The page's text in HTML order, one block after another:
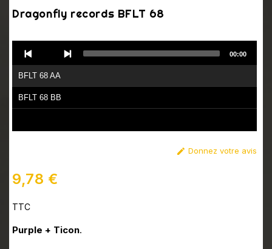
Dragonfly records BFLT 68
Player
BFLT 68 AA
BFLT 68 BB
00:00
 Donnez votre avis
9,78 €
TTC
Purple + Ticon.